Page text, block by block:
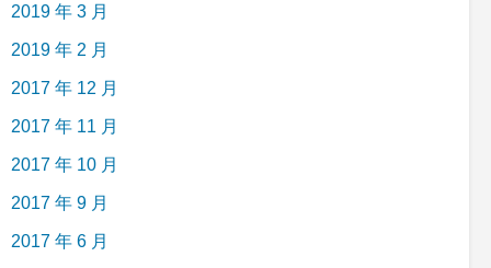
2019 年 3 月
2019 年 2 月
2017 年 12 月
2017 年 11 月
2017 年 10 月
2017 年 9 月
2017 年 6 月